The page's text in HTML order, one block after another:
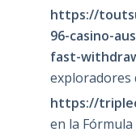
https://
96-casino-
fast-
exploradores
https://
en la